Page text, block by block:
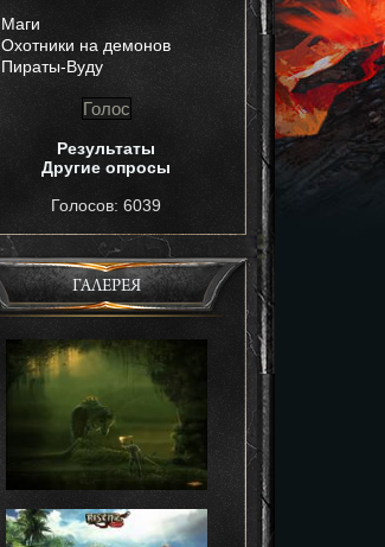
Маги
Охотники на демонов
Пираты-Вуду
Результаты
Другие опросы
Голосов: 6039
ГАЛЕРЕЯ